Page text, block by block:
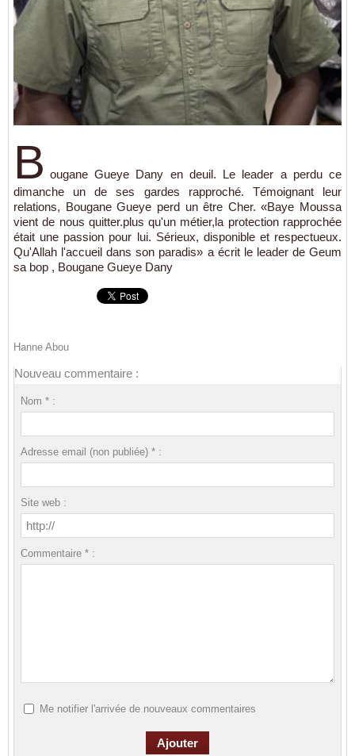
B ougane Gueye Dany en deuil. Le leader a perdu ce
dimanche un de ses gardes rapproché. Témoignant leur
relations, Bougane Gueye perd un être Cher. «Baye Moussa
vient de nous quitter.plus qu'un métier,la protection rapprochée
était une passion pour lui. Sérieux, disponible et respectueux.
Qu'Allah l'accueil dans son paradis» a écrit le leader de Geum
sa bop , Bougane Gueye Dany
Hanne Abou
Nouveau commentaire :
Nom * :
Adresse email (non publiée) * :
Site web :
Commentaire * :
Me notifier l'arrivée de nouveaux commentaires